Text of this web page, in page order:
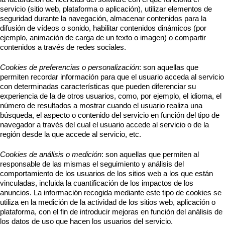
servicio (sitio web, plataforma o aplicación), utilizar elementos de
seguridad durante la navegación, almacenar contenidos para la
difusión de vídeos o sonido, habilitar contenidos dinámicos (por
ejemplo, animación de carga de un texto o imagen) o compartir
contenidos a través de redes sociales.
Cookies de preferencias o personalización: son aquellas que
permiten recordar información para que el usuario acceda al servicio
con determinadas características que pueden diferenciar su
experiencia de la de otros usuarios, como, por ejemplo, el idioma, el
número de resultados a mostrar cuando el usuario realiza una
búsqueda, el aspecto o contenido del servicio en función del tipo de
navegador a través del cual el usuario accede al servicio o de la
región desde la que accede al servicio, etc.
Cookies de análisis o medición: son aquellas que permiten al
responsable de las mismas el seguimiento y análisis del
comportamiento de los usuarios de los sitios web a los que están
vinculadas, incluida la cuantificación de los impactos de los
anuncios. La información recogida mediante este tipo de cookies se
utiliza en la medición de la actividad de los sitios web, aplicación o
plataforma, con el fin de introducir mejoras en función del análisis de
los datos de uso que hacen los usuarios del servicio.